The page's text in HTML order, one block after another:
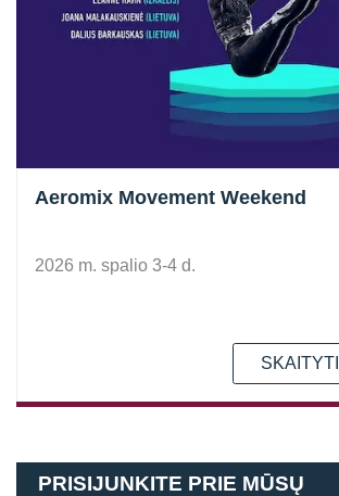
Aeromix Movement Weekend
2026 m. spalio 3-4 d.
PRISIJUNKITE PRIE MŪSŲ